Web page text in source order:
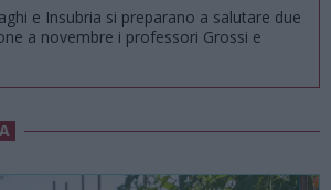
e Insubria si preparano a salutare due
a novembre i professori Grossi e